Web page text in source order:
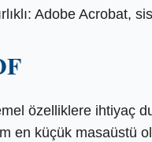
Adobe Acrobat,
özelliklere ihtiyaç
en küçük masaüstü